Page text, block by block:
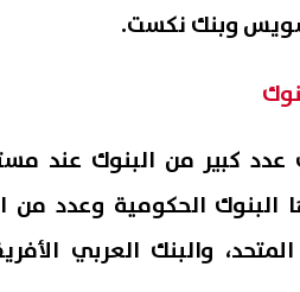
وبنك نكست.
بينها البنوك الحكومية وعدد
والبنك العربي